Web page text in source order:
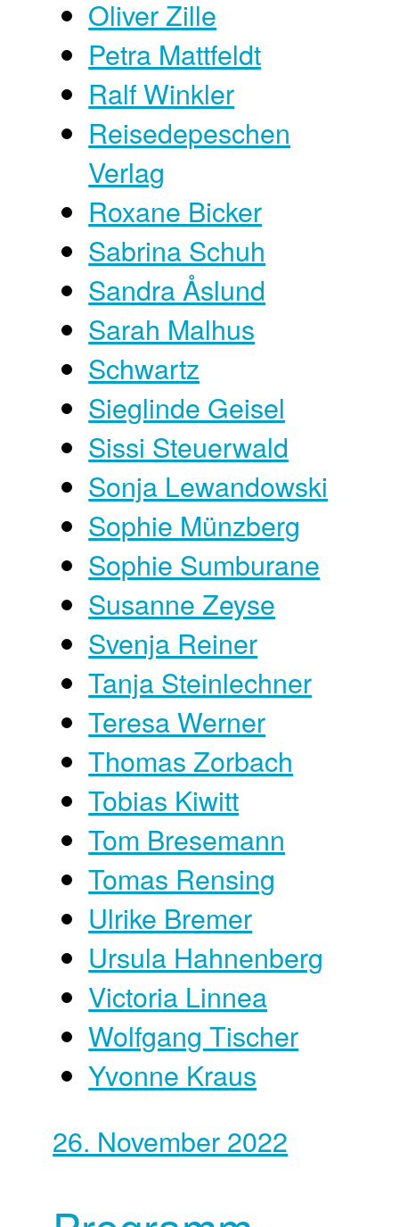
Oliver Zille
Petra Mattfeldt
Ralf Winkler
Reisedepeschen
Verlag
Roxane Bicker
Sabrina Schuh
Sandra Åslund
Sarah Malhus
Schwartz
Sieglinde Geisel
Sissi Steuerwald
Sonja Lewandowski
Sophie Münzberg
Sophie Sumburane
Susanne Zeyse
Svenja Reiner
Tanja Steinlechner
Teresa Werner
Thomas Zorbach
Tobias Kiwitt
Tom Bresemann
Tomas Rensing
Ulrike Bremer
Ursula Hahnenberg
Victoria Linnea
Wolfgang Tischer
Yvonne Kraus
26. November 2022